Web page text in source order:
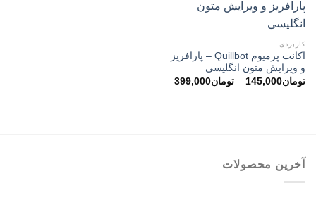
کاربردی
اکانت پرمیوم Quillbot – پارافریز
و ویرایش متون انگلیسی
تومان145,000
– تومان399,000محدوده
آخرین محصولات